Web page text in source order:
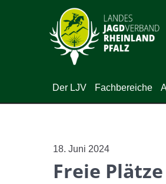
Der LJV Fachbereiche
18. Juni 2024
Freie